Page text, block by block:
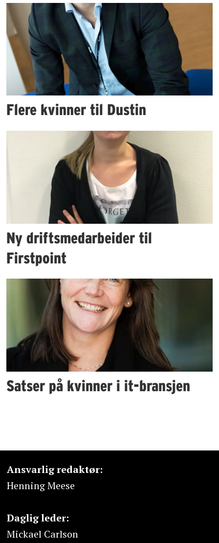
Flere kvinner til Dustin
Ny driftsmedarbeider til
Firstpoint
Satser på kvinner i it-bransjen
Ansvarlig redaktør:
Henning Meese
Daglig leder:
Mickael Carlson